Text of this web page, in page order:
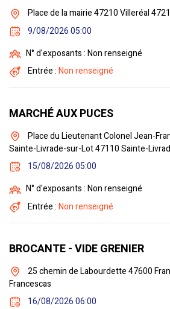
Place de la mairie 47210 Villeréal
9/08/2026 05:00
N° d'exposants : Non renseigné
Entrée :Non renseigné
MARCHÉ AUX PUCES
Place du Lieutenant Colonel Jean-
Sainte-Livrade-sur-Lot 47110 Sainte-
15/08/2026 05:00
N° d'exposants : Non renseigné
Entrée :Non renseigné
BROCANTE - VIDE GRENIER
25 chemin de Labourdette 47600
Francescas
16/08/2026 06:00